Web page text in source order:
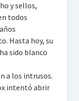
y sellos,
todos
Hasta hoy, su
sido blanco
a los intrusos.
intentó abrir